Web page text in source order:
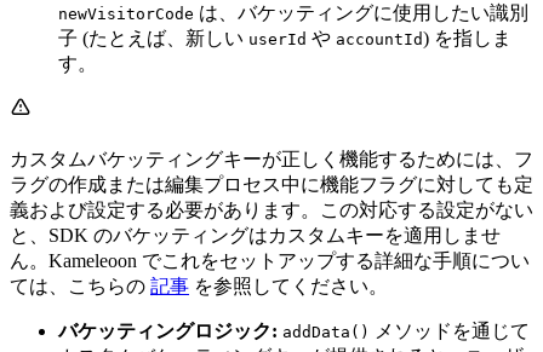
newVisitorCode は、バケッティングに使用したい識別
子 (たとえば、新しい userId や accountId) を指しま
す。
カスタムバケッティングキーが正しく機能するためには、フ
ラグの作成または編集プロセス中に機能フラグに対しても定
義および設定する必要があります。この対応する設定がない
と、SDK のバケッティングはカスタムキーを適用しませ
ん。Kameleoon でこれをセットアップする詳細な手順につい
ては、こちらの 記事 を参照してください。
バケッティングロジック: addData() メソッドを通じて